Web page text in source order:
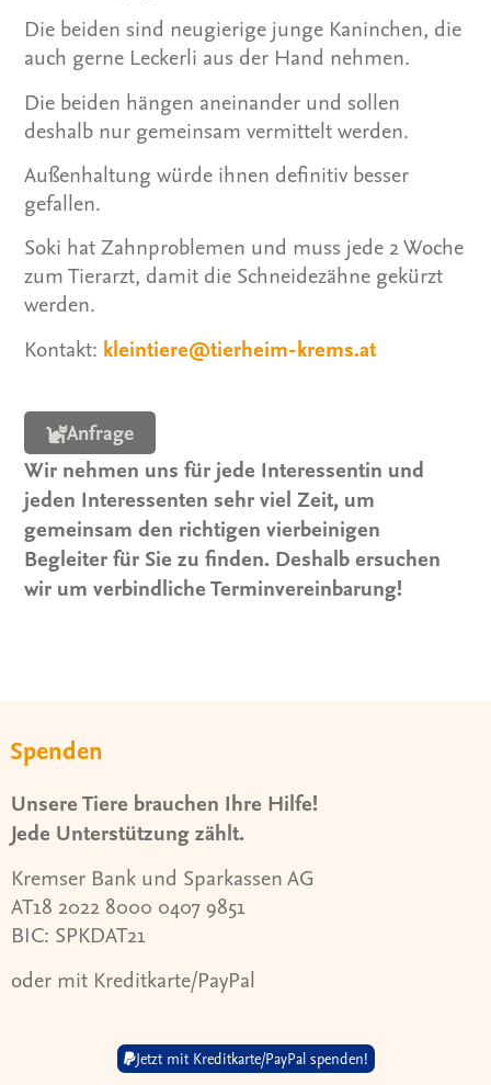
Die beiden sind neugierige junge Kaninchen, die
auch gerne Leckerli aus der Hand nehmen.
Die beiden hängen aneinander und sollen
deshalb nur gemeinsam vermittelt werden.
Außenhaltung würde ihnen definitiv besser
gefallen.
Soki hat Zahnproblemen und muss jede 2 Woche
zum Tierarzt, damit die Schneidezähne gekürzt
werden.
Kontakt: kleintiere@tierheim-krems.at
Anfrage
Wir nehmen uns für jede Interessentin und
jeden Interessenten sehr viel Zeit, um
gemeinsam den richtigen vierbeinigen
Begleiter für Sie zu finden. Deshalb ersuchen
wir um verbindliche Terminvereinbarung!
Spenden
Unsere Tiere brauchen Ihre Hilfe!
Jede Unterstützung zählt.
Kremser Bank und Sparkassen AG
AT18 2022 8000 0407 9851
BIC: SPKDAT21
oder mit Kreditkarte/PayPal
Jetzt mit Kreditkarte/PayPal spenden!